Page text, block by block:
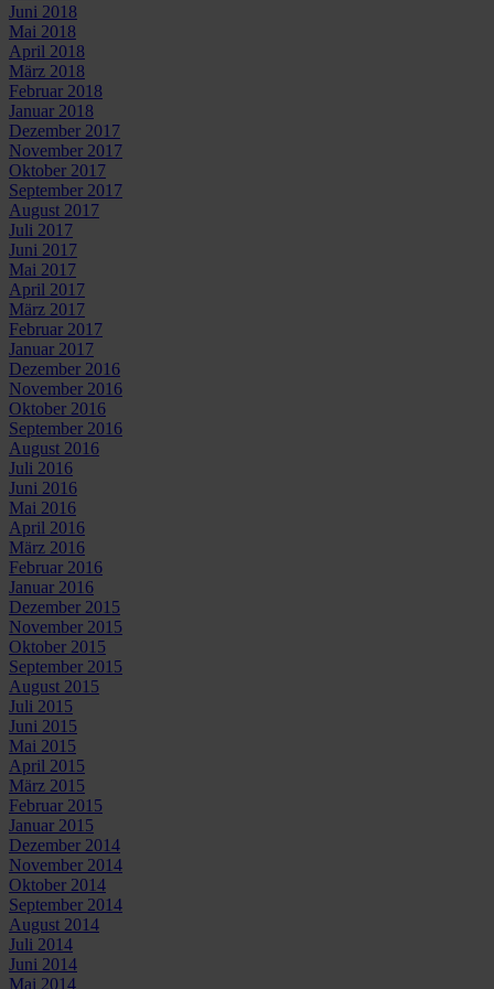
Juni 2018
Mai 2018
April 2018
März 2018
Februar 2018
Januar 2018
Dezember 2017
November 2017
Oktober 2017
September 2017
August 2017
Juli 2017
Juni 2017
Mai 2017
April 2017
März 2017
Februar 2017
Januar 2017
Dezember 2016
November 2016
Oktober 2016
September 2016
August 2016
Juli 2016
Juni 2016
Mai 2016
April 2016
März 2016
Februar 2016
Januar 2016
Dezember 2015
November 2015
Oktober 2015
September 2015
August 2015
Juli 2015
Juni 2015
Mai 2015
April 2015
März 2015
Februar 2015
Januar 2015
Dezember 2014
November 2014
Oktober 2014
September 2014
August 2014
Juli 2014
Juni 2014
Mai 2014